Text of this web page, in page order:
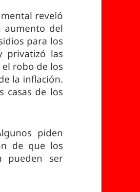
reveló
aumento del
para los
privatizó las
el robo de los
la inflación.
casas de los
piden
de que los
pueden ser